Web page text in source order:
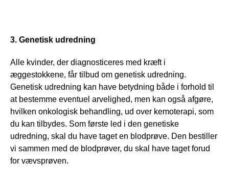
3. Genetisk udredning
Alle kvinder, der diagnosticeres med kræft i
æggestokkene, får tilbud om genetisk udredning.
Genetisk udredning kan have betydning både i forhold til
at bestemme eventuel arvelighed, men kan også afgøre,
hvilken onkologisk behandling, ud over kemoterapi, som
du kan tilbydes. Som første led i den genetiske
udredning, skal du have taget en blodprøve. Den bestiller
vi sammen med de blodprøver, du skal have taget forud
for vævsprøven.